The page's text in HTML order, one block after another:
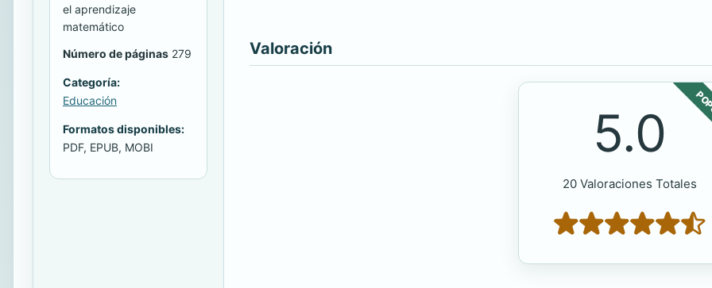
el aprendizaje
matemático
Número de páginas 279
Categoría:
Educación
Formatos disponibles:
PDF, EPUB, MOBI
Valoración
5.0
20 Valoraciones Totales